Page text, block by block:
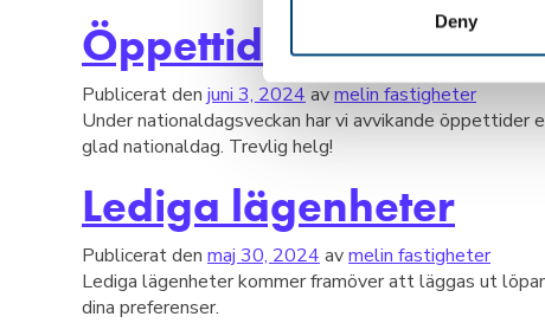
Deny
Öppettider
Publicerat den juni 3, 2024 avmelin fastigheter
Under nationaldagsveckan har vi avvikande
glad nationaldag. Trevlig helg!
Lediga lägenheter
Publicerat den maj 30, 2024 avmelin fastigheter
Lediga lägenheter kommer framöver att läggas ut
dina preferenser.